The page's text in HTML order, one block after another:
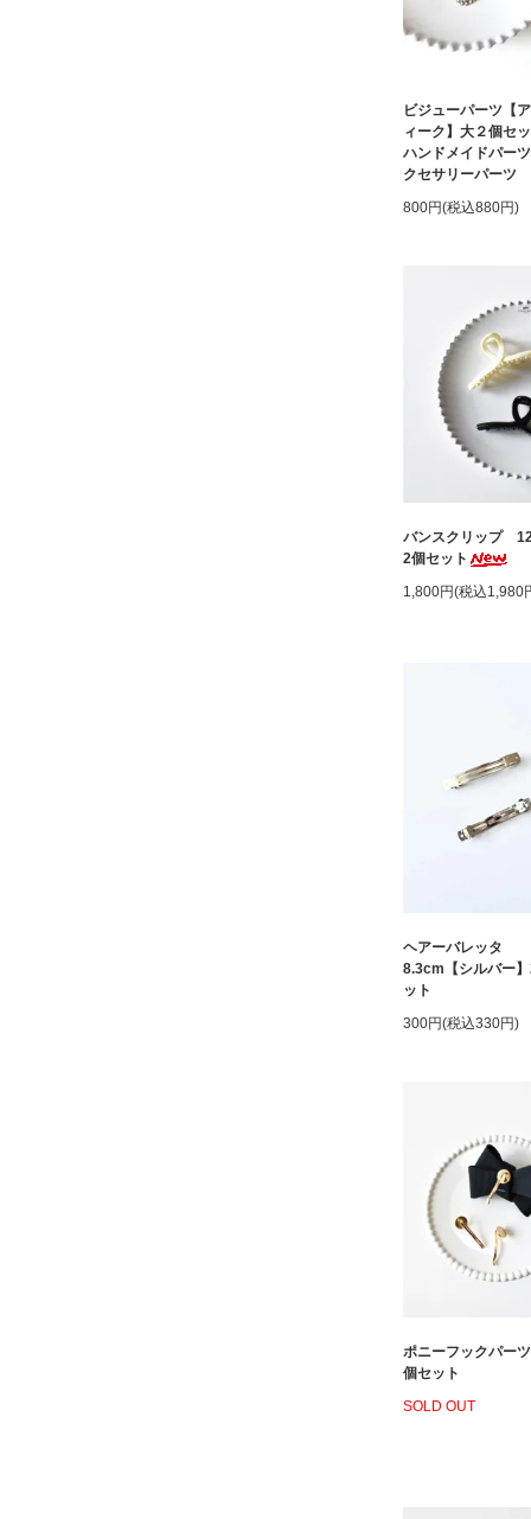
ビジューパーツ【
ィーク】大２個
ハンドメイドパー
クセサリーパーツ
800円(税込880円)
バンスクリップ
2個セット
1,800円(税込1,980
ヘアーバレッタ
8.3cm【シルバー
ット
300円(税込330円)
ポニーフックパー
個セット
SOLD OUT